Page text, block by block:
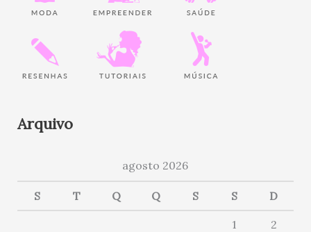
Arquivo
agosto 2026
S T Q Q S S D
1
2